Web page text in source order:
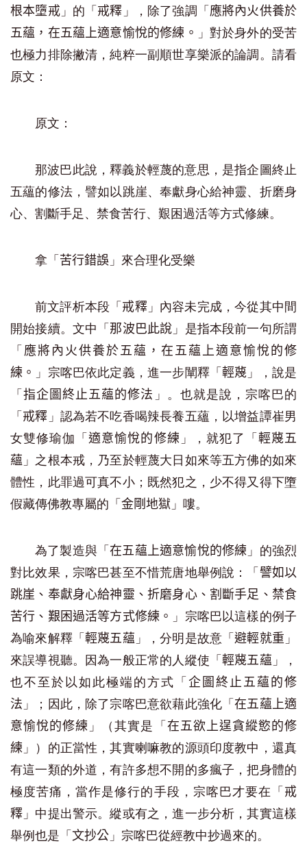
根本墮戒」的「 戒釋 」，除了強調「 應將內火供養於
五蘊，在五蘊上適意愉悅的修練。 」對於身外的受苦
也極力排除撇清，純粹一副順世享樂派的論調。請看
原文：
原文：
那波巴此說，釋義於輕蔑的意思，是指企圖終止
五蘊的修法，譬如以跳崖、奉獻身心給神靈、折磨身
心、割斷手足、禁食苦行、艱困過活等方式修練。
拿「 苦行錯誤 」來合理化受樂
前文評析本段「 戒釋」內容未完成，今從其中間
開始接續。文中「 那波巴此說 」是指本段前一句所謂
「 應將內火供養於五蘊，在五蘊上適意愉悅的修
練。 」宗喀巴依此定義，進一步闡釋「輕蔑 」，說是
「指企圖終止五蘊的修法 」。也就是說，宗喀巴的
「 戒釋 」認為若不吃香喝辣長養五蘊，以增益譚崔男
女雙修瑜伽「適意愉悅的修練 」，就犯了「 輕蔑五
蘊 」之根本戒，乃至於輕蔑大日如來等五方佛的如來
體性，此罪過可真不小；既然犯之，少不得又得下墮
假藏傳佛教專屬的「 金剛地獄 」嘍。
為了製造與「在五蘊上適意愉悅的修練 」的強烈
對比效果，宗喀巴甚至不惜荒唐地舉例說：「 譬如以
跳崖、奉獻身心給神靈、折磨身心、割斷手足、禁食
苦行、艱困過活等方式修練。 」宗喀巴以這樣的例子
為喻來解釋「輕蔑五蘊 」，分明是故意「避輕就重 」
來誤導視聽。因為一般正常的人縱使「輕蔑五蘊 」，
也不至於以如此極端的方式「 企圖終止五蘊的修
法 」；因此，除了宗喀巴意欲藉此強化「在五蘊上適
意愉悅的修練 」（其實是「 在五欲上逞貪縱慾的修
練 」）的正當性，其實喇嘛教的源頭印度教中，還真
有這一類的外道，有許多想不開的多瘋子，把身體的
極度苦痛，當作是修行的手段，宗喀巴才要在「 戒
釋 」中提出警示。縱或有之，進一步分析，其實這樣
舉例也是「 文抄公 」宗喀巴從經教中抄過來的。